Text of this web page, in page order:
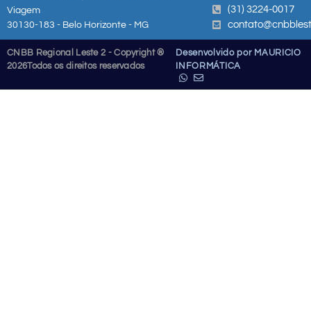
Viagem
30130-183 - Belo Horizonte - MG
(31) 3224-0017
CNBB Regional Leste 2 - Copyright ®
2026Todos os direitos reservados
Desenvolvido por MAURICIO
INFORMÁTICA